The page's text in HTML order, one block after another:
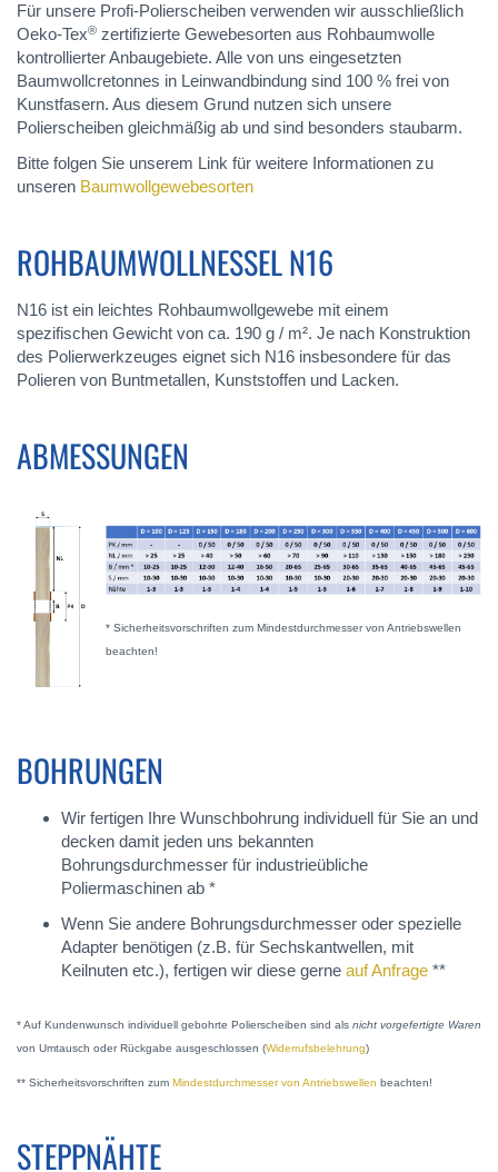
Für unsere Profi-Polierscheiben verwenden wir ausschließlich
Oeko-Tex® zertifizierte Gewebesorten aus Rohbaumwolle
kontrollierter Anbaugebiete. Alle von uns eingesetzten
Baumwollcretonnes in Leinwandbindung sind 100 % frei von
Kunstfasern. Aus diesem Grund nutzen sich unsere
Polierscheiben gleichmäßig ab und sind besonders staubarm.
Bitte folgen Sie unserem Link für weitere Informationen zu
unseren Baumwollgewebesorten
ROHBAUMWOLLNESSEL N16
N16 ist ein leichtes Rohbaumwollgewebe mit einem
spezifischen Gewicht von ca. 190 g / m². Je nach Konstruktion
des Polierwerkzeuges eignet sich N16 insbesondere für das
Polieren von Buntmetallen, Kunststoffen und Lacken.
ABMESSUNGEN
* Sicherheitsvorschriften zum Mindestdurchmesser von Antriebswellen
beachten!
BOHRUNGEN
Wir fertigen Ihre Wunschbohrung individuell für Sie an und
decken damit jeden uns bekannten
Bohrungsdurchmesser für industrieübliche
Poliermaschinen ab *
Wenn Sie andere Bohrungsdurchmesser oder spezielle
Adapter benötigen (z.B. für Sechskantwellen, mit
Keilnuten etc.), fertigen wir diese gerne auf Anfrage **
* Auf Kundenwunsch individuell gebohrte Polierscheiben sind als nicht vorgefertigte Waren
von Umtausch oder Rückgabe ausgeschlossen (Widerrufsbelehrung)
** Sicherheitsvorschriften zum Mindestdurchmesser von Antriebswellen beachten!
STEPPNÄHTE